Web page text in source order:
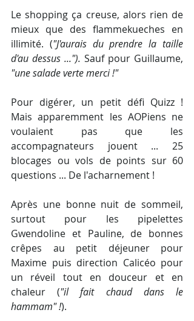
Le shopping ça creuse, alors rien de
mieux que des flammekueches en
illimité. ("J'aurais du prendre la taille
d'au dessus ...").
"une salade verte merci !"
Pour digérer, un petit défi Quizz !
Mais apparemment les AOPiens ne
voulaient pas que les
accompagnateurs jouent ... 25
blocages ou vols de points sur 60
questions ... De l'acharnement !
Après une bonne nuit de sommeil,
surtout pour les pipelettes
Gwendoline et Pauline, de bonnes
crêpes au petit déjeuner pour
Maxime puis direction Calicéo pour
un réveil tout en douceur et en
chaleur ("il fait chaud dans le
hammam" !).